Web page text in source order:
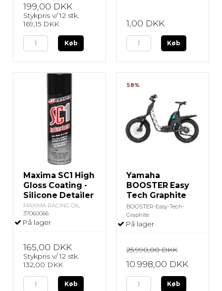
199,00 DKK
Stykpris v/ 12 stk.
169,15 DKK
Køb
1,00 DKK
Køb
Maxima SC1 High
Gloss Coating -
Silicone Detailer
MAXIMA RACING OIL
37060066
På lager
165,00 DKK
Stykpris v/ 12 stk.
132,00 DKK
Køb
58%
Yamaha
BOOSTER Easy
Tech Graphite
BOOSTER-Easy-Tech-
Graphite
På lager
25.990,00 DKK
10.998,00 DKK
Køb